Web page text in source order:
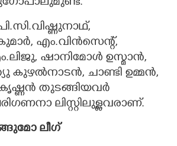
എം.വിൻസെന്റ്,
ഷാനിമോൾ ഉസ്മാൻ,
കുഴൽനാടൻ, ചാണ്ടി ഉമ്മൻ,
തുടങ്ങിയവർ
ലിസ്റ്റിലുള്ളവരാണ്.
ലീഗ്